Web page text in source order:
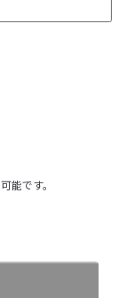
能です。